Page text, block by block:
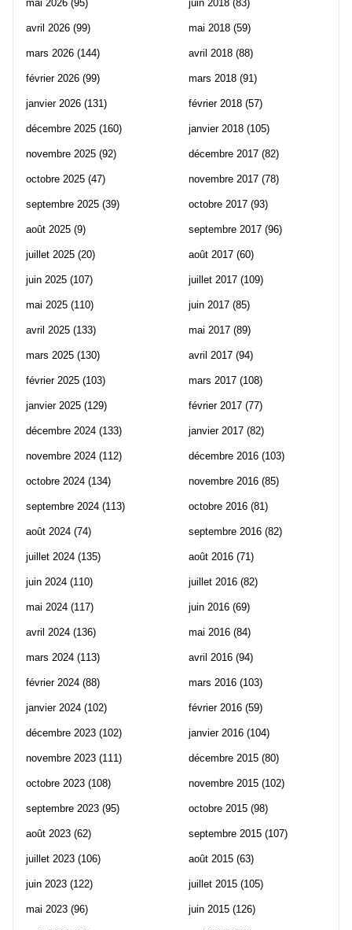
mai 2026 (95)
avril 2026 (99)
mars 2026 (144)
février 2026 (99)
janvier 2026 (131)
décembre 2025 (160)
novembre 2025 (92)
octobre 2025 (47)
septembre 2025 (39)
août 2025 (9)
juillet 2025 (20)
juin 2025 (107)
mai 2025 (110)
avril 2025 (133)
mars 2025 (130)
février 2025 (103)
janvier 2025 (129)
décembre 2024 (133)
novembre 2024 (112)
octobre 2024 (134)
septembre 2024 (113)
août 2024 (74)
juillet 2024 (135)
juin 2024 (110)
mai 2024 (117)
avril 2024 (136)
mars 2024 (113)
février 2024 (88)
janvier 2024 (102)
décembre 2023 (102)
novembre 2023 (111)
octobre 2023 (108)
septembre 2023 (95)
août 2023 (62)
juillet 2023 (106)
juin 2023 (122)
mai 2023 (96)
juin 2018 (83)
mai 2018 (59)
avril 2018 (88)
mars 2018 (91)
février 2018 (57)
janvier 2018 (105)
décembre 2017 (82)
novembre 2017 (78)
octobre 2017 (93)
septembre 2017 (96)
août 2017 (60)
juillet 2017 (109)
juin 2017 (85)
mai 2017 (89)
avril 2017 (94)
mars 2017 (108)
février 2017 (77)
janvier 2017 (82)
décembre 2016 (103)
novembre 2016 (85)
octobre 2016 (81)
septembre 2016 (82)
août 2016 (71)
juillet 2016 (82)
juin 2016 (69)
mai 2016 (84)
avril 2016 (94)
mars 2016 (103)
février 2016 (59)
janvier 2016 (104)
décembre 2015 (80)
novembre 2015 (102)
octobre 2015 (98)
septembre 2015 (107)
août 2015 (63)
juillet 2015 (105)
juin 2015 (126)